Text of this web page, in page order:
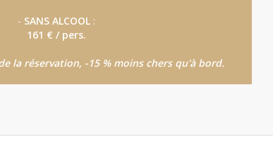
- SANS ALCOOL:
161 € / pers.
la réservation, -15 % moins chers qu'à bord.